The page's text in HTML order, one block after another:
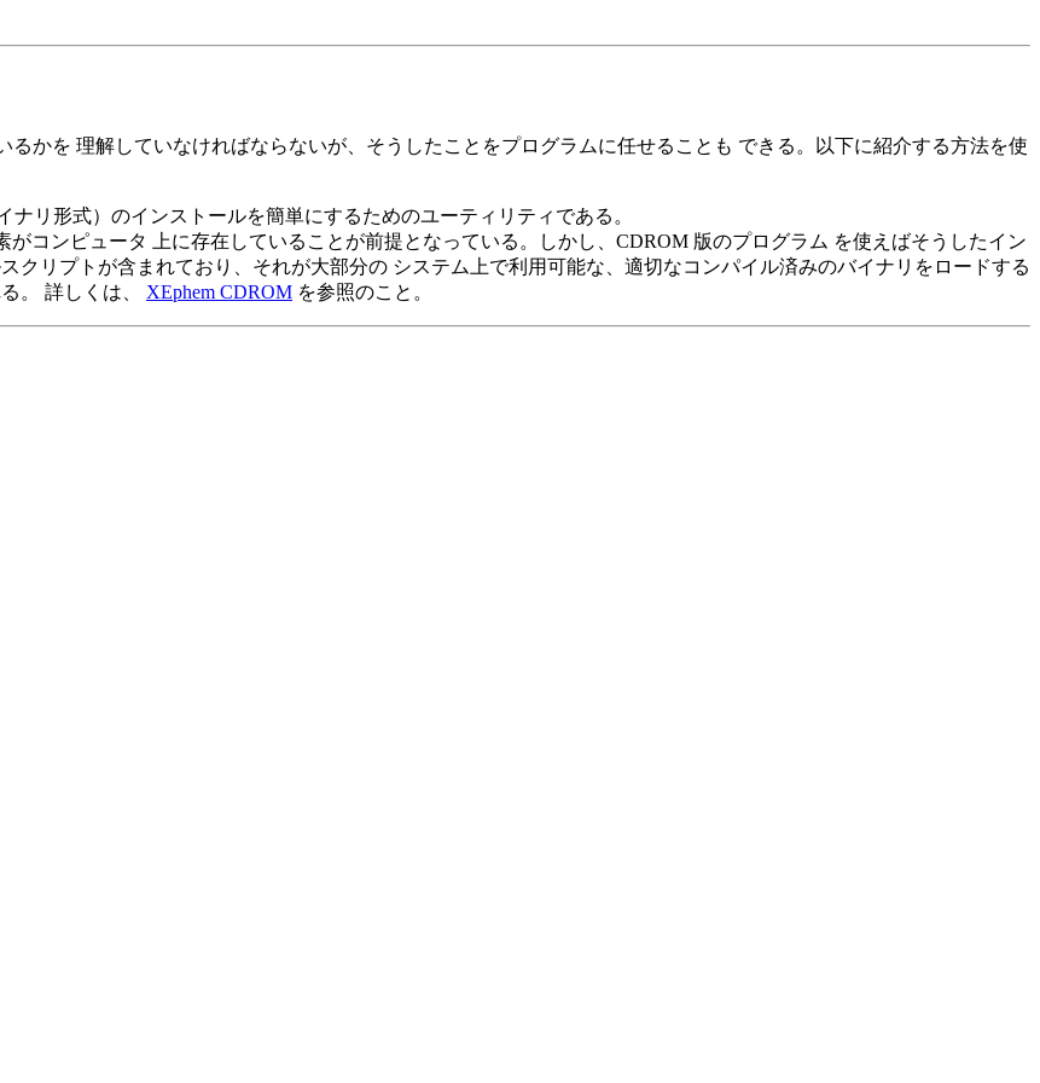
かを 理解していなければならないが、そうしたことをプログラムに任せることも できる。以下に紹介する方法を使
リ形式）のインストールを簡単にするためのユーティリティである。
コンピュータ 上に存在していることが前提となっている。しかし、CDROM 版のプログラム を使えばそうしたイン
クリプトが含まれており、それが大部分の システム上で利用可能な、適切なコンパイル済みのバイナリをロードする
。 詳しくは、 XEphem CDROM を参照のこと。